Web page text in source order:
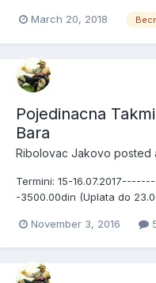
peca. Primer Ct Strumfovi
March 20, 2018
Pojedinacna
Bara
Ribolovac Jakovo posted
Termini: 15-
-3500.00din (Uplata do
22.10.2017-----------------
November 3, 2016